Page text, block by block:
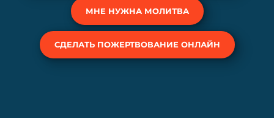
МНЕ НУЖНА МОЛИТВА
СДЕЛАТЬ ПОЖЕРТВОВАНИЕ ОНЛАЙН